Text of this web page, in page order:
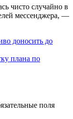
чисто случайно в
мессенджера, —
доносить до
плана по
поля